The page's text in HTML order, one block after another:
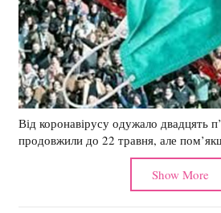
Від коронавірусу одужало двадцять
продовжили до 22 травня, але
Show More